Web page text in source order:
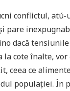
conflictul, atú-
pare
dacă
la cote înalte,
ceea ce
populaţiei. În